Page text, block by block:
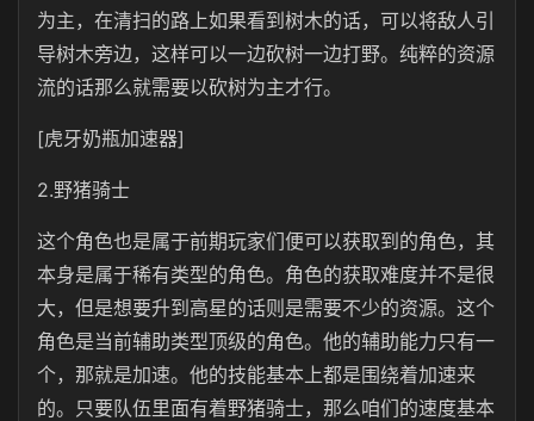
为主，在清扫的路上如果看到树木的话，可以将敌人引
导树木旁边，这样可以一边砍树一边打野。纯粹的资源
流的话那么就需要以砍树为主才行。
[虎牙奶瓶加速器]
2.野猪骑士
这个角色也是属于前期玩家们便可以获取到的角色，其
本身是属于稀有类型的角色。角色的获取难度并不是很
大，但是想要升到高星的话则是需要不少的资源。这个
角色是当前辅助类型顶级的角色。他的辅助能力只有一
个，那就是加速。他的技能基本上都是围绕着加速来
的。只要队伍里面有着野猪骑士，那么咱们的速度基本